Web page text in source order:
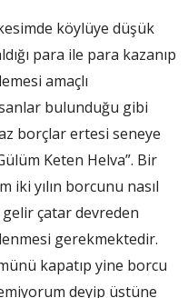
köylüye düşük
para ile para kazanıp
amaçlı
bulunduğu gibi
borçlar ertesi seneye
Keten Helva”. Bir
iki yılın borcunu nasıl
gelir çatar devreden
gerekmektedir.
kapatıp yine borcu
deyip üstüne